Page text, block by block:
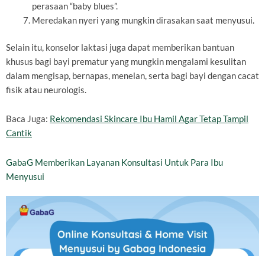
perasaan “baby blues”.
Meredakan nyeri yang mungkin dirasakan saat menyusui.
Selain itu, konselor laktasi juga dapat memberikan bantuan
khusus bagi bayi prematur yang mungkin mengalami kesulitan
dalam mengisap, bernapas, menelan, serta bagi bayi dengan cacat
fisik atau neurologis.
Baca Juga: Rekomendasi Skincare Ibu Hamil Agar Tetap Tampil
Cantik
GabaG Memberikan Layanan Konsultasi Untuk Para Ibu
Menyusui